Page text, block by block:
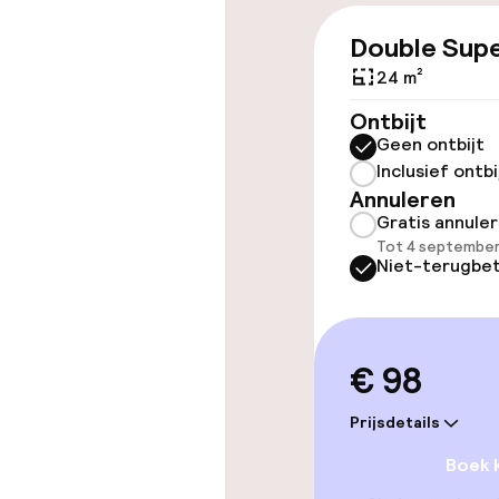
Overal
Lift
Double
24 m²
Ontbijt
Geen ontbijt
Inclusief
Annuleren
Gratis
Tot 4
Niet-
€ 98
Prijsdetails
Boek